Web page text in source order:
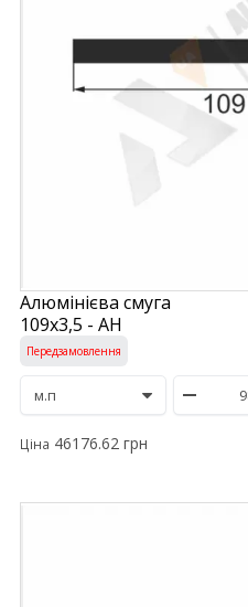
Алюмінієва смуга
109х3,5 - АН
Передзамовлення
Ціна 46176.62 грн